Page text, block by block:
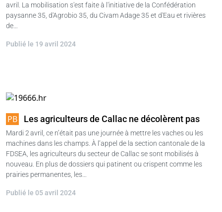
avril. La mobilisation s'est faite à l'initiative de la Confédération
paysanne 35, d'Agrobio 35, du Civam Adage 35 et d'Eau et rivières
de…
Publié le 19 avril 2024
Les agriculteurs de Callac ne décolèrent pas
Mardi 2 avril, ce n’était pas une journée à mettre les vaches ou les
machines dans les champs. À l’appel de la section cantonale de la
FDSEA, les agriculteurs du secteur de Callac se sont mobilisés à
nouveau. En plus de dossiers qui patinent ou crispent comme les
prairies permanentes, les…
Publié le 05 avril 2024